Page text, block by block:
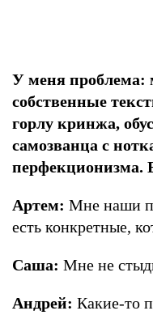
У меня проблема:
собственные
горлу кринжа,
самозванца с
перфекционизма.
Артем: Мне наши
есть конкретные,
Саша: Мне не
Андрей: Какие-то